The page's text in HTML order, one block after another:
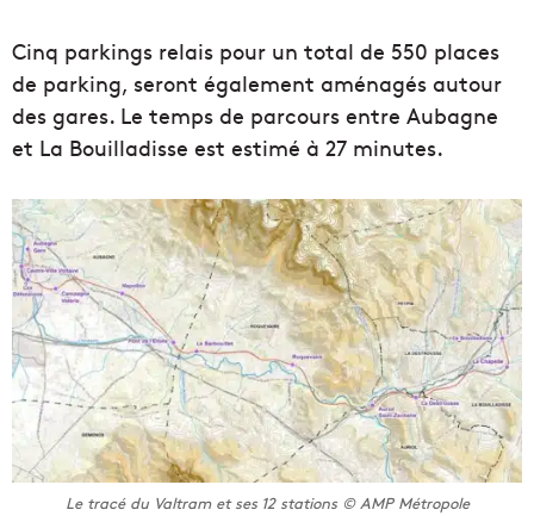
Cinq parkings relais pour un total de 550 places
de parking, seront également aménagés autour
des gares. Le temps de parcours entre Aubagne
et La Bouilladisse est estimé à 27 minutes.
Le tracé du Valtram et ses 12 stations © AMP Métropole